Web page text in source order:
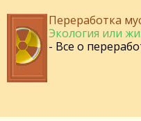
Переработка
Экология или
- Все о